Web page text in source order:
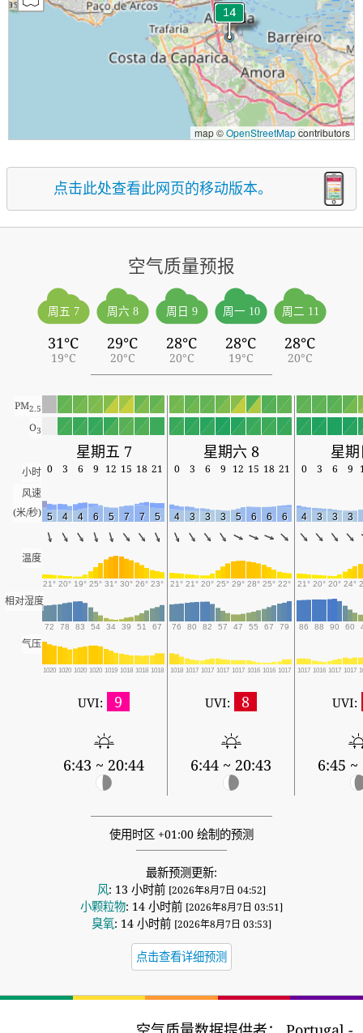
map ©OpenStreetMapcontributors
点击此处查看此网页的移动版本。
空气质量预报
周五 7
31°C
19°C
周六 8
29°C
20°C
周日 9
28°C
20°C
周一 10
28°C
19°C
周二 11
28°C
20°C
PM2.5
O3
星期五 7 星期六 8 星
小时 0 3 6 9 12 15 18 21 0 3 6 9 12 15 18 21 0 3 6 9
风速
(米/秒) 5 4 4 6 5 7 7 5 4 3 3 3 5 6 6 6 4 3 3 3
温度
21° 20° 19° 25° 31° 30° 26° 23° 21° 21° 20° 25° 29° 28° 25° 22° 21° 20° 20° 24°
相对湿度
72 78 83 54 34 39 51 67 76 80 82 57 47 55 67 79 86 88 90 60
气压
1020 1020 1020 1020 1019 1018 1018 1018 1018 1017 1017 1017 1017 1016 1016 1017 1017 1016 1017 1017
UVI: 9
6:43 ~ 20:44
UVI: 8
6:44 ~ 20:43
UVI:
6:45 ~
使用时区 +01:00 绘制的预测
最新预测更新:
风: 13 小时前 [2026年8月7日 04:52]
小颗粒物: 14 小时前 [2026年8月7日 03:51]
臭氧: 14 小时前 [2026年8月7日 03:53]
点击查看详细预测